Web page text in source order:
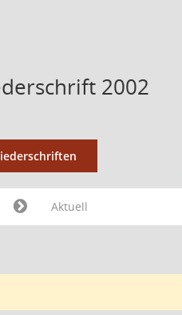
2002
Aktuell